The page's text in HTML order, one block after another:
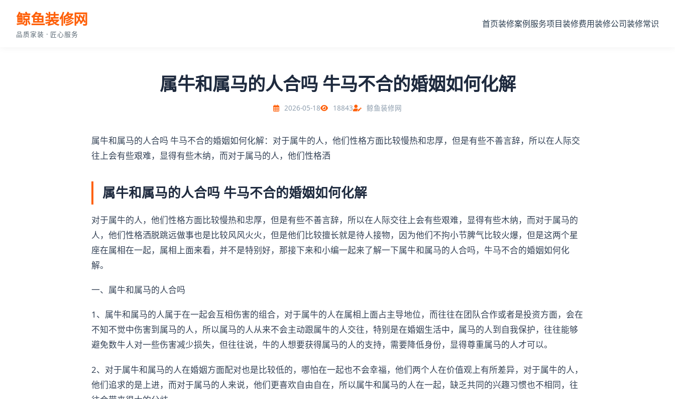
鲸鱼装修网
品质家装 · 匠心服务
首页装修案例服务项目装修费用装修公司装修常识
属牛和属马的人合吗 牛马不合的婚姻如何化解
2026-05-18 18843 鲸鱼装修网
属牛和属马的人合吗 牛马不合的婚姻如何化解：对于属牛的人，他们性格方面比较慢热和忠厚，但是有些不善言辞，所以在人际交
往上会有些艰难，显得有些木纳，而对于属马的人，他们性格洒
属牛和属马的人合吗 牛马不合的婚姻如何化解
对于属牛的人，他们性格方面比较慢热和忠厚，但是有些不善言辞，所以在人际交往上会有些艰难，显得有些木纳，而对于属马的
人，他们性格洒脱跳远做事也是比较风风火火，但是他们比较擅长就是待人接物，因为他们不拘小节脾气比较火爆，但是这两个星
座在属相在一起，属相上面来看，并不是特别好，那接下来和小编一起来了解一下属牛和属马的人合吗，牛马不合的婚姻如何化
解。
一、属牛和属马的人合吗
1、属牛和属马的人属于在一起会互相伤害的组合，对于属牛的人在属相上面占主导地位，而往往在团队合作或者是投资方面，会在
不知不觉中伤害到属马的人，所以属马的人从来不会主动跟属牛的人交往，特别是在婚姻生活中，属马的人到自我保护，往往能够
避免数牛人对一些伤害减少损失，但往往说，牛的人想要获得属马的人的支持，需要降低身份，显得尊重属马的人才可以。
2、对于属牛和属马的人在婚姻方面配对也是比较低的，哪怕在一起也不会幸福，他们两个人在价值观上有所差异，对于属牛的人，
他们追求的是上进，而对于属马的人来说，他们更喜欢自由自在，所以属牛和属马的人在一起，缺乏共同的兴趣习惯也不相同，往